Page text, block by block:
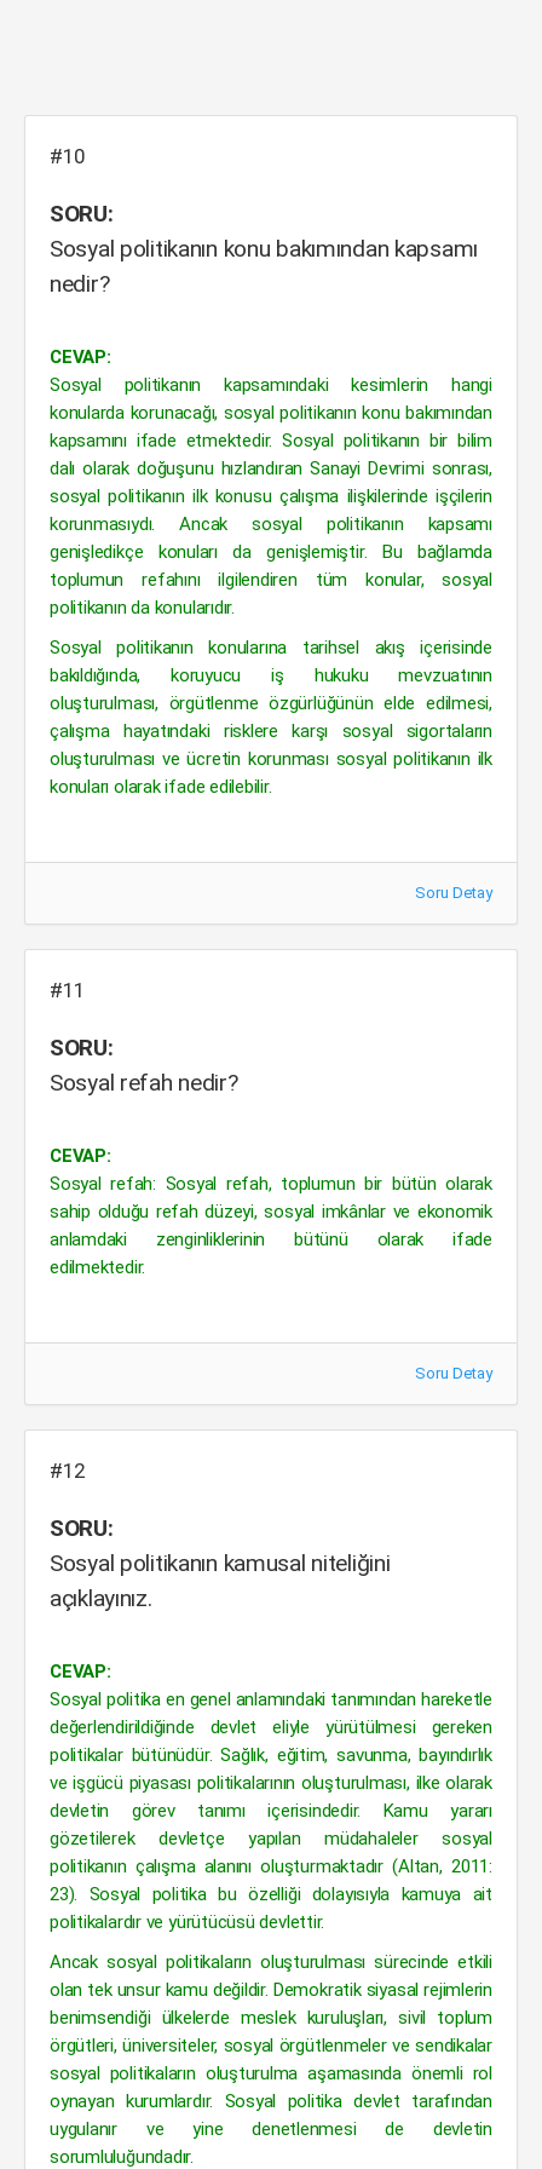
#10
SORU:
Sosyal politikanın konu bakımından kapsamı
nedir?
CEVAP:
Sosyal politikanın kapsamındaki kesimlerin hangi
konularda korunacağı, sosyal politikanın konu bakımından
kapsamını ifade etmektedir. Sosyal politikanın bir bilim
dalı olarak doğuşunu hızlandıran Sanayi Devrimi sonrası,
sosyal politikanın ilk konusu çalışma ilişkilerinde işçilerin
korunmasıydı. Ancak sosyal politikanın kapsamı
genişledikçe konuları da genişlemiştir. Bu bağlamda
toplumun refahını ilgilendiren tüm konular, sosyal
politikanın da konularıdır.
Sosyal politikanın konularına tarihsel akış içerisinde
bakıldığında, koruyucu iş hukuku mevzuatının
oluşturulması, örgütlenme özgürlüğünün elde edilmesi,
çalışma hayatındaki risklere karşı sosyal sigortaların
oluşturulması ve ücretin korunması sosyal politikanın ilk
konuları olarak ifade edilebilir.
Soru Detay
#11
SORU:
Sosyal refah nedir?
CEVAP:
Sosyal refah: Sosyal refah, toplumun bir bütün olarak
sahip olduğu refah düzeyi, sosyal imkânlar ve ekonomik
anlamdaki zenginliklerinin bütünü olarak ifade
edilmektedir.
Soru Detay
#12
SORU:
Sosyal politikanın kamusal niteliğini
açıklayınız.
CEVAP:
Sosyal politika en genel anlamındaki tanımından hareketle
değerlendirildiğinde devlet eliyle yürütülmesi gereken
politikalar bütünüdür. Sağlık, eğitim, savunma, bayındırlık
ve işgücü piyasası politikalarının oluşturulması, ilke olarak
devletin görev tanımı içerisindedir. Kamu yararı
gözetilerek devletçe yapılan müdahaleler sosyal
politikanın çalışma alanını oluşturmaktadır (Altan, 2011:
23). Sosyal politika bu özelliği dolayısıyla kamuya ait
politikalardır ve yürütücüsü devlettir.
Ancak sosyal politikaların oluşturulması sürecinde etkili
olan tek unsur kamu değildir. Demokratik siyasal rejimlerin
benimsendiği ülkelerde meslek kuruluşları, sivil toplum
örgütleri, üniversiteler, sosyal örgütlenmeler ve sendikalar
sosyal politikaların oluşturulma aşamasında önemli rol
oynayan kurumlardır. Sosyal politika devlet tarafından
uygulanır ve yine denetlenmesi de devletin
sorumluluğundadır.